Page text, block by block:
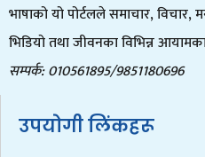
भाषाको यो पोर्टलले समाचार, विचार,
भिडियो तथा जीवनका विभिन्न
सम्पर्क: 010561895/9851180696
उपयोगी लिंकहरू